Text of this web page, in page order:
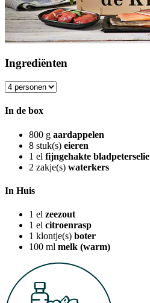
Ingrediënten
In de box
800 g aardappelen
8 stuk(s) eieren
1 el fijngehakte bladpeterselie
2 zakje(s) waterkers
In Huis
1 el zeezout
1 el citroenrasp
1 klontje(s) boter
100 ml melk (warm)